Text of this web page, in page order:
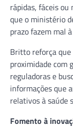
rápidas, fáceis ou
que o ministério
prazo fazem mal à
Britto reforça que
proximidade com
reguladoras e
informações que
relativos à saúde
Fomento à